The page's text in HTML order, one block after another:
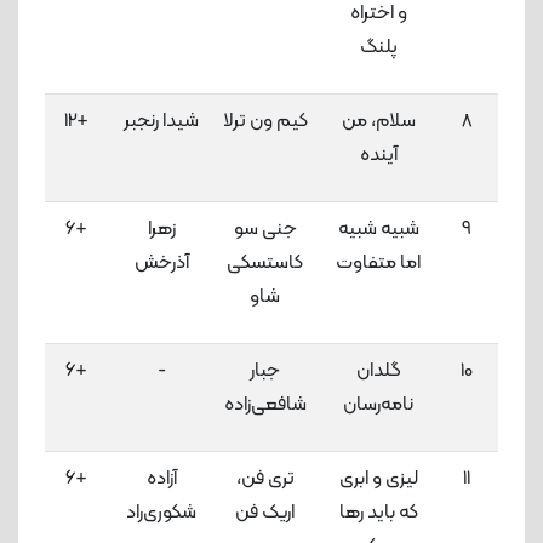
و اختراه
پلنگ
8
سلام، من
آینده
کیم ون ترلا شیدا رنجبر +12
9
شبیه شبیه
اما متفاوت
جنی سو
کاستسکی
شاو
زهرا
آذرخش
+6
10
گلدان
نامه‌رسان
جبار
شافعی‌زاده
-
+6
11
لیزی و ابری
که باید رها
تری فن،
اریک فن
آزاده
شکوری‌راد
+6